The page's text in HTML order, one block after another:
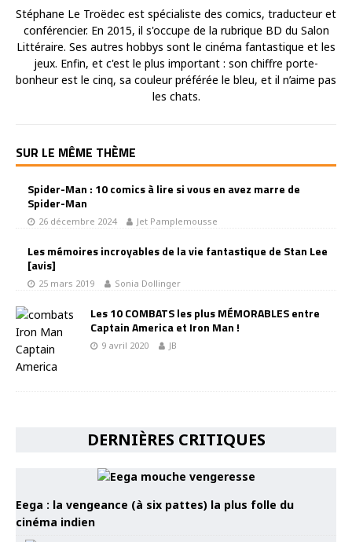
Stéphane Le Troëdec est spécialiste des comics, traducteur et
conférencier. En 2015, il s'occupe de la rubrique BD du Salon
Littéraire. Ses autres hobbys sont le cinéma fantastique et les
jeux. Enfin, et c'est le plus important : son chiffre porte-
bonheur est le cinq, sa couleur préférée le bleu, et il n’aime pas
les chats.
SUR LE MÊME THÈME
Spider-Man : 10 comics à lire si vous en avez marre de
Spider-Man
26 décembre 2024 Jet Pamplemousse
Les mémoires incroyables de la vie fantastique de Stan Lee
[avis]
25 mars 2019 Sonia Dollinger
Les 10 COMBATS les plus MÉMORABLES entre
Captain America et Iron Man !
9 avril 2020 JB
DERNIÈRES CRITIQUES
Eega : la vengeance (à six pattes) la plus folle du
cinéma indien